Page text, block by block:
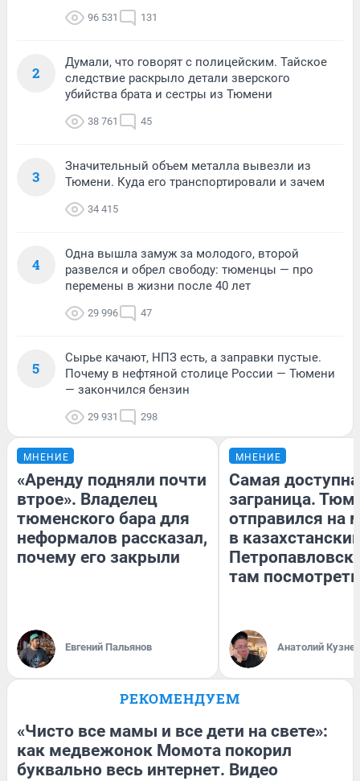
96 531 131
2
Думали, что говорят с полицейским. Тайское
следствие раскрыло детали зверского
убийства брата и сестры из Тюмени
38 761 45
3
Значительный объем металла вывезли из
Тюмени. Куда его транспортировали и зачем
34 415
4
Одна вышла замуж за молодого, второй
развелся и обрел свободу: тюменцы — про
перемены в жизни после 40 лет
29 996 47
5
Сырье качают, НПЗ есть, а заправки пустые.
Почему в нефтяной столице России — Тюмени
— закончился бензин
29 931 298
МНЕНИЕ
«Аренду подняли почти
втрое». Владелец
тюменского бара для
неформалов рассказал,
почему его закрыли
Евгений Пальянов
МНЕНИЕ
Самая
заграница.
отправился на
в
там посмотреть
Анатолий
РЕКОМЕНДУЕМ
«Чисто все мамы и все дети на свете»:
как медвежонок Момота покорил
буквально весь интернет. Видео